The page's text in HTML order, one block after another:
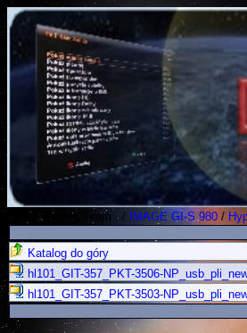
Polish Koders Team . / IMAGE GI-S 980 /
Katalog do góry
hl101_GIT-357_PKT-3506-
hl101_GIT-357_PKT-3503-